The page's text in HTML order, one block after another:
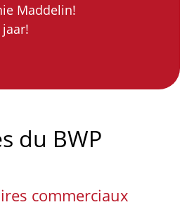
Maddelin!
du BWP
commerciaux